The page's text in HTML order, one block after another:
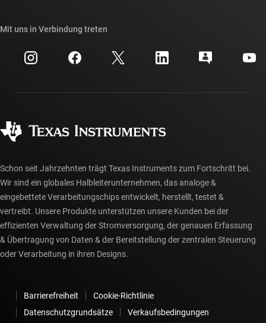
Investorenbeziehungen
Fertigung
Querverweis-Suche
Kundensupportzentrum
myTI-Konto FAQs
Häufig gestellte Fragen zu Bestellungen
Mit uns in Verbindung treten
Schon seit Jahrzehnten trägt Texas Instruments zum Fortschritt bei.
Wir sind ein globales Halbleiterunternehmen, das analoge &
eingebettete Verarbeitungschips entwickelt, herstellt, testet &
vertreibt. Unsere Produkte unterstützen unsere Kunden bei der
effizienten Verwaltung der Stromversorgung, der genauen Erfassung
& Übertragung von Daten & der Bereitstellung der zentralen Steuerung
oder Verarbeitung in ihren Designs.
Barrierefreiheit
Cookie-Richtlinie
Datenschutzgrundsätze
Verkaufsbedingungen